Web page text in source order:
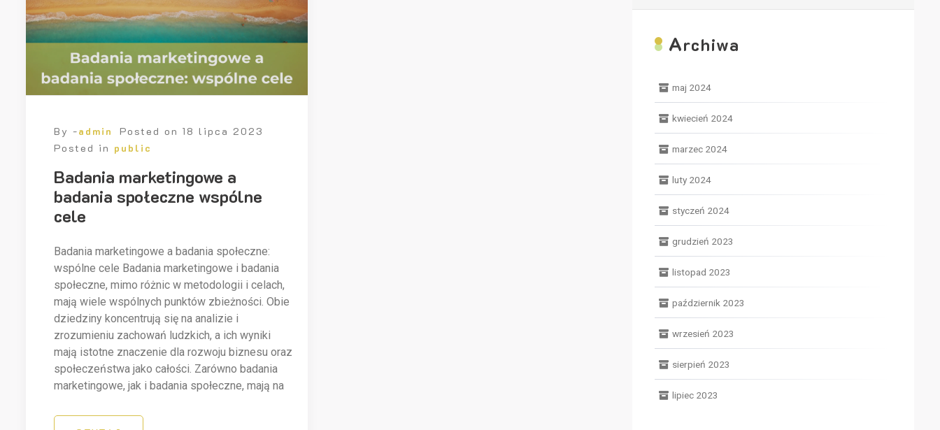
By -admin Posted on 18 lipca 2023
Posted in public
Badania marketingowe a
badania społeczne wspólne
cele
Badania marketingowe a badania społeczne:
wspólne cele Badania marketingowe i badania
społeczne, mimo różnic w metodologii i celach,
mają wiele wspólnych punktów zbieżności. Obie
dziedziny koncentrują się na analizie i
zrozumieniu zachowań ludzkich, a ich wyniki
mają istotne znaczenie dla rozwoju biznesu oraz
społeczeństwa jako całości. Zarówno badania
marketingowe, jak i badania społeczne, mają na
Archiwa
maj 2024
kwiecień 2024
marzec 2024
luty 2024
styczeń 2024
grudzień 2023
listopad 2023
październik 2023
wrzesień 2023
sierpień 2023
lipiec 2023